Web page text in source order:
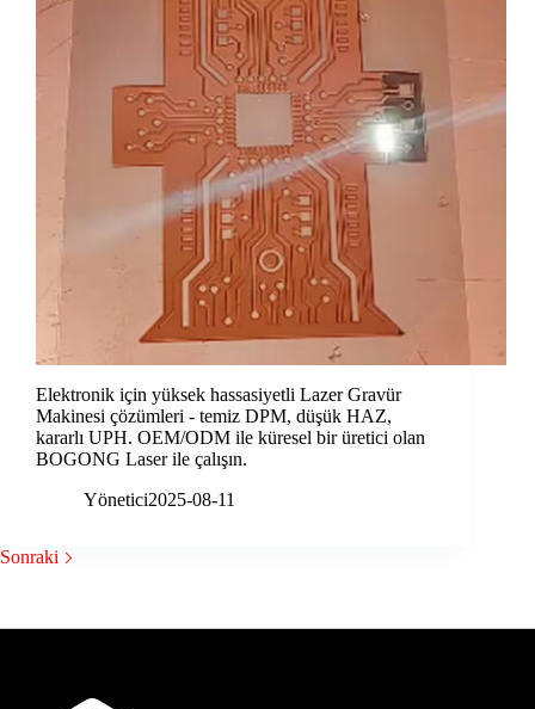
Elektronik için yüksek hassasiyetli Lazer Gravür
Makinesi çözümleri - temiz DPM, düşük HAZ,
kararlı UPH. OEM/ODM ile küresel bir üretici olan
BOGONG Laser ile çalışın.
Yönetici2025-08-11
Sonraki